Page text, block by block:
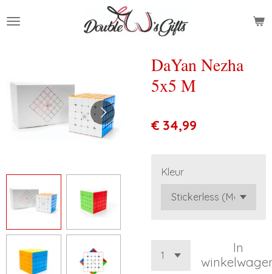
direct
DaYan Nezha
5x5 M
€ 34,99
Kleur
In